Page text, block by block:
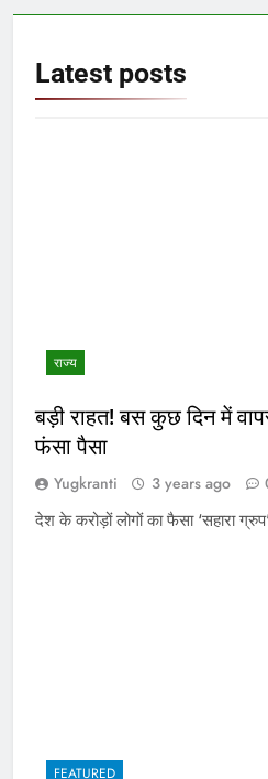
Latest posts
राज्य
बड़ी राहत! बस कुछ दिन में
फंसा पैसा
Yugkranti 3 years ago
देश के करोड़ों लोगों का फैसा ‘सहारा
FEATURED